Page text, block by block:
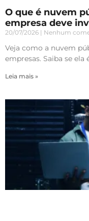
O que é nuvem
empresa deve
20/07/2026 Nenhum
Veja como a nuvem
empresas. Saiba se ela
Leia mais »